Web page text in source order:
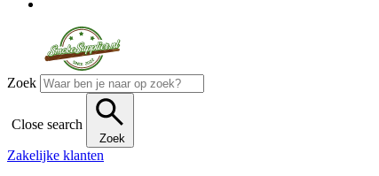
Zoek
Close search
Zoek
Zakelijke klanten